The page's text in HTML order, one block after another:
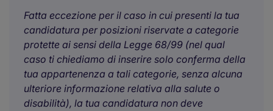
Fatta eccezione per il caso in cui presenti la tua
candidatura per posizioni riservate a categorie
protette ai sensi della Legge 68/99 (nel qual
caso ti chiediamo di inserire solo conferma della
tua appartenenza a tali categorie, senza alcuna
ulteriore informazione relativa alla salute o
disabilità), la tua candidatura non deve